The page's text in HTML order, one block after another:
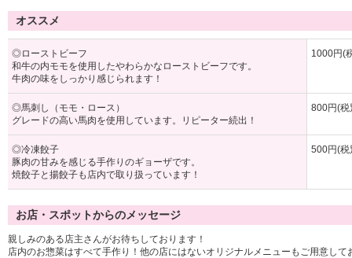
オススメ
◎ローストビーフ
和牛の内モモを使用したやわらかなローストビーフです。
牛肉の味をしっかり感じられます！
1000円(
◎馬刺し（モモ・ロース）
グレードの高い馬肉を使用しています。リピーター続出！
800円(税
◎冷凍餃子
豚肉の甘みを感じる手作りのギョーザです。
焼餃子と揚餃子も店内で取り扱っています！
500円(税
お店・スポットからのメッセージ
親しみのある店主さんがお待ちしております！
店内のお惣菜はすべて手作り！他の店にはないオリジナルメニューもご用意し